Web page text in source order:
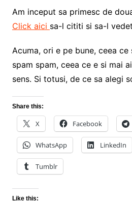
Am inceput sa primesc de
Click aici sa-l cititi si sa-l
Acuma, ori e pe bune, ceea
spam spam, ceea ce e si mai
sens. Si totusi, de ce sa alegi
Share this:
X Facebook
WhatsApp LinkedIn
Tumblr
Like this: